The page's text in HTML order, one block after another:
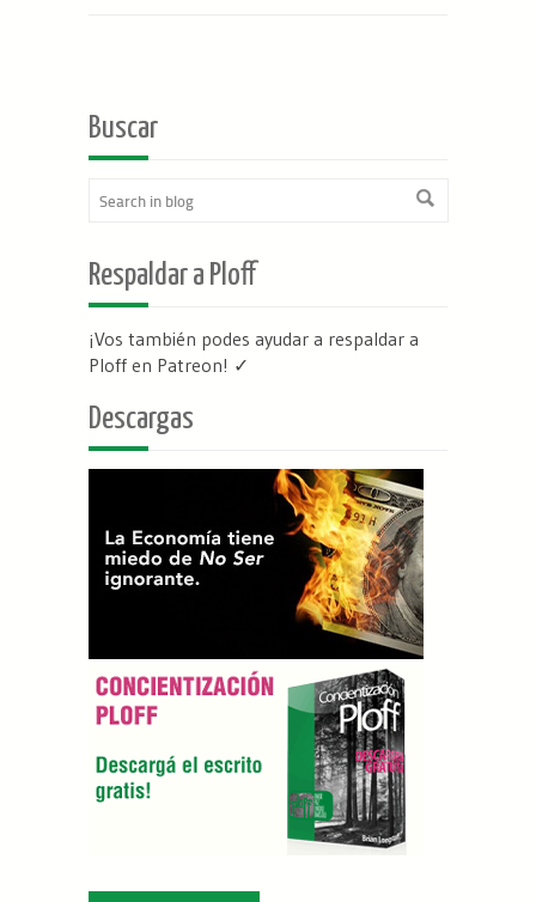
Buscar
Respaldar a Ploff
¡Vos también podes ayudar a respaldar a
Ploff en Patreon! ✓
Descargas